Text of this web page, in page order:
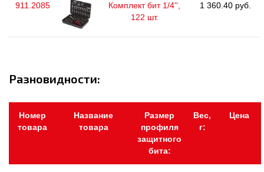
911.2085
Комплект бит 1/4'',
122 шт.
1 360.40 руб.
Разновидности:
Номер
товара
Название
товара
Размер
профиля
защитного
бита:
Вес,
г:
Цена